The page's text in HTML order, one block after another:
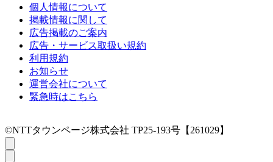
個人情報について
掲載情報に関して
広告掲載のご案内
広告・サービス取扱い規約
利用規約
お知らせ
運営会社について
緊急時はこちら
©NTTタウンページ株式会社 TP25-193号【261029】